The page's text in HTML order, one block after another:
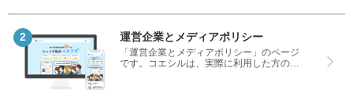
なく、悪い口コミもしっかり掲載している
さい。
運営企業とメディアポリシー
「運営企業とメディアポリシー」のページ
です。コエシルは、実際に利用した方の口